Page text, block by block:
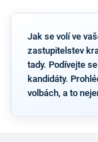
Jak se volí ve
zastupitelstev
tady. Podívejte
kandidáty.
volbách, a to